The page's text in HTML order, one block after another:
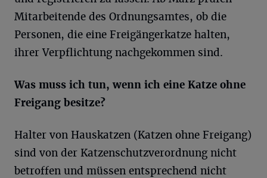
Mitarbeitende des Ordnungsamtes, ob die
Personen, die eine Freigängerkatze halten,
ihrer Verpflichtung nachgekommen sind.
Was muss ich tun, wenn ich eine Katze ohne
Freigang besitze?
Halter von Hauskatzen (Katzen ohne Freigang)
sind von der Katzenschutzverordnung nicht
betroffen und müssen entsprechend nicht